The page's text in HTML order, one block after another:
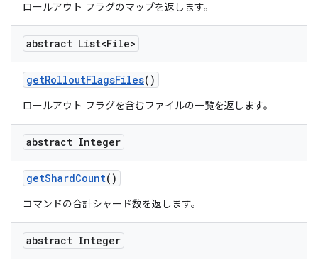
ロールアウト フラグのマップを返します。
abstract List<File>
getRolloutFlagsFiles()
ロールアウト フラグを含むファイルの一覧を返します。
abstract Integer
getShardCount()
コマンドの合計シャード数を返します。
abstract Integer